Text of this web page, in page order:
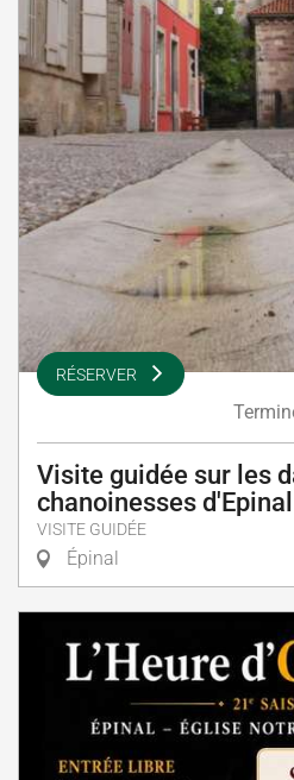
RÉSERVER
Visite guidée sur les
chanoinesses d'Epinal
VISITE GUIDÉE
Épinal